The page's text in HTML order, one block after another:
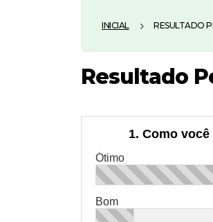
INICIAL RESULTADO
Resultado
1. Como
Ótimo
Bom